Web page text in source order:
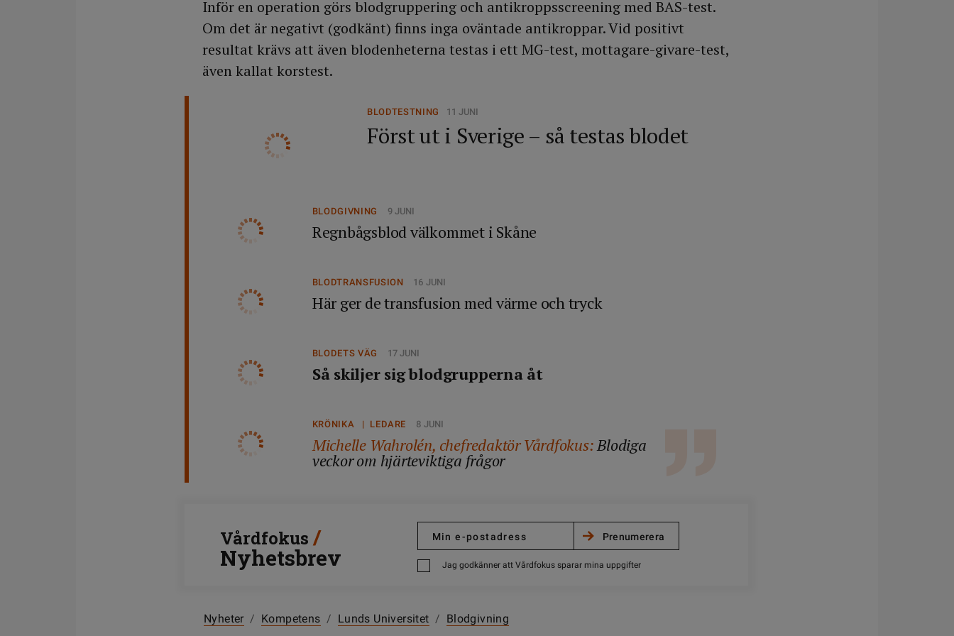
Inför en operation görs blodgruppering och antikroppsscreening med BAS-test.
Om det är negativt (godkänt) finns inga oväntade antikroppar. Vid positivt
resultat krävs att även blodenheterna testas i ett MG-test, mottagare-givare-test,
även kallat korstest.
BLODTESTNING 11 JUNI
Först ut i Sverige – så testas blodet
BLODGIVNING 9 JUNI
Regnbågsblod välkommet i Skåne
BLODTRANSFUSION 16 JUNI
Här ger de transfusion med värme och tryck
BLODETS VÄG 17 JUNI
Så skiljer sig blodgrupperna åt
KRÖNIKA | LEDARE 8 JUNI
Michelle Wahrolén, chefredaktör Vårdfokus:Blodiga
veckor om hjärteviktiga frågor
Vårdfokus /
Nyhetsbrev Jag godkänner att Vårdfokus sparar mina uppgifter
Nyheter / Kompetens / Lunds Universitet / Blodgivning